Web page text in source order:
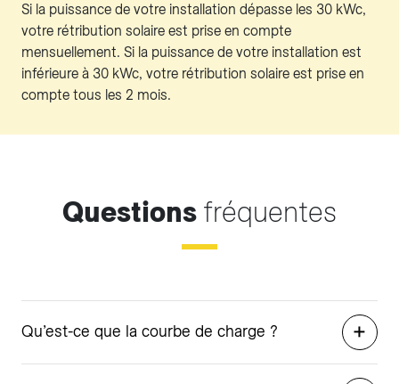
Si la puissance de votre installation dépasse les 30 kWc,
votre rétribution solaire est prise en compte
mensuellement. Si la puissance de votre installation est
inférieure à 30 kWc, votre rétribution solaire est prise en
compte tous les 2 mois.
Questions fréquentes
Qu’est-ce que la courbe de charge ?